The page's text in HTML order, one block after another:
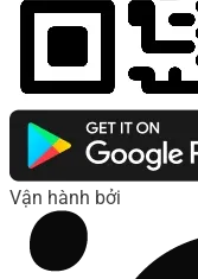
Vận hành bởi